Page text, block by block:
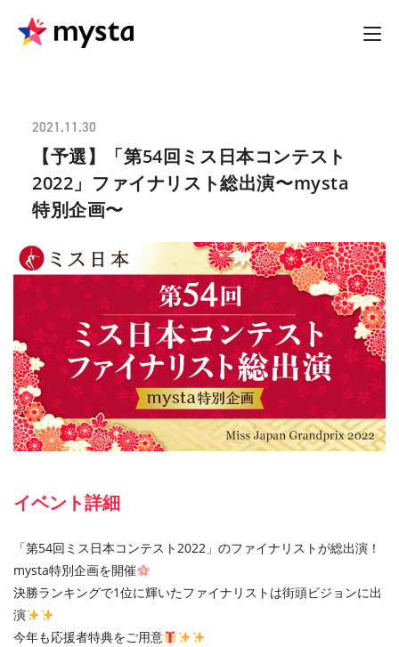
2021.11.30
【予選】「第54回ミス日本コンテスト
2022」ファイナリスト総出演〜mysta
特別企画〜
イベント詳細
「第54回ミス日本コンテスト2022」のファイナリストが総出演！
mysta特別企画を開催
決勝ランキングで1位に輝いたファイナリストは街頭ビジョンに出
演
今年も応援者特典をご用意